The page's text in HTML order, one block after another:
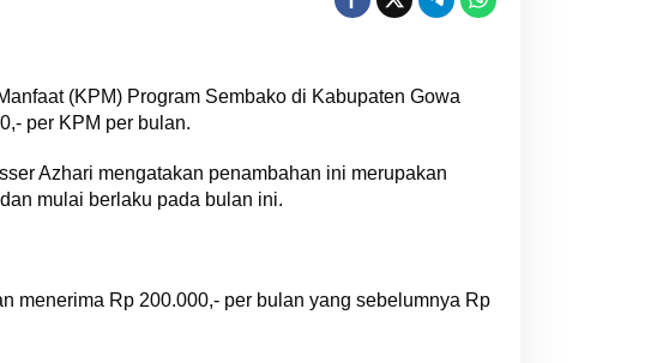
(KPM) Program Sembako di Kabupaten Gowa
per KPM per bulan.
Azhari mengatakan penambahan ini merupakan
mulai berlaku pada bulan ini.
menerima Rp 200.000,- per bulan yang sebelumnya Rp